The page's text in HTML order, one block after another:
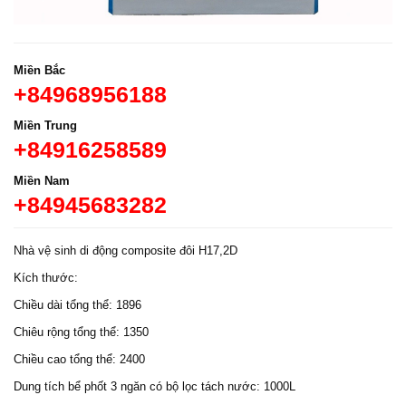
Miền Bắc
+84968956188
Miền Trung
+84916258589
Miền Nam
+84945683282
Nhà vệ sinh di động composite đôi H17,2D
Kích thước:
Chiều dài tổng thể: 1896
Chiêu rộng tổng thể: 1350
Chiều cao tổng thể: 2400
Dung tích bể phốt 3 ngăn có bộ lọc tách nước: 1000L